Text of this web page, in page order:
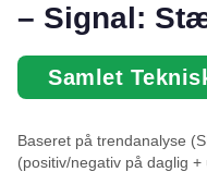
– Signal:
Samlet
Baseret på trendanalyse
(positiv/negativ på daglig